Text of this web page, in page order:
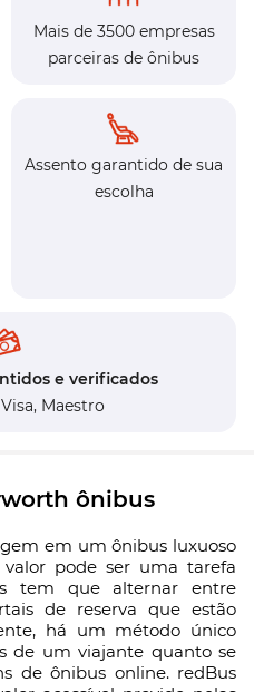
Mais de 3500 empresas
parceiras de ônibus
Assento garantido de sua
escolha
e verificados
Visa, Maestro
ônibus
em um ônibus luxuoso
pode ser uma tarefa
tem que alternar entre
de reserva que estão
há um método único
de um viajante quanto se
de ônibus online. redBus